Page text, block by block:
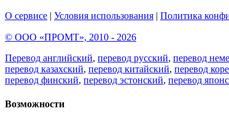
О сервисе | Условия использования | Политика
© ООО «ПРОМТ», 2010 - 2026
Перевод английский, перевод русский, перевод
перевод казахский, перевод китайский, перевод
перевод финский, перевод эстонский, перевод
Возможности